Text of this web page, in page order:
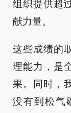
组织提供超
献力量。
这些成绩的
理能力，是
果。同时，
没有到松气